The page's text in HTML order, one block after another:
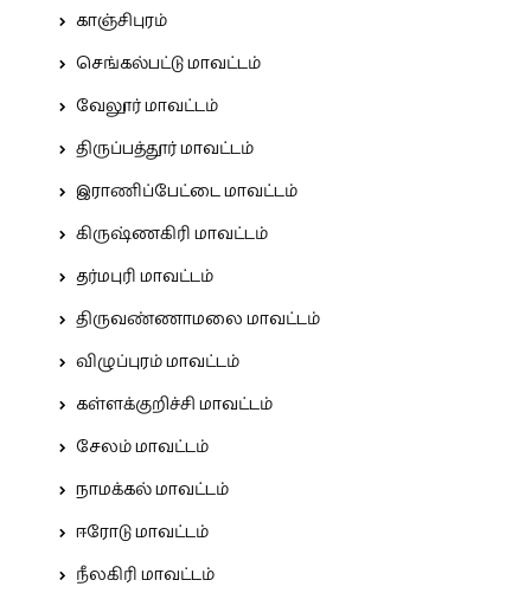
காஞ்சிபுரம்
செங்கல்பட்டு மாவட்டம்
வேலூர் மாவட்டம்
திருப்பத்தூர் மாவட்டம்
இராணிப்பேட்டை மாவட்டம்
கிருஷ்ணகிரி மாவட்டம்
தர்மபுரி மாவட்டம்
திருவண்ணாமலை மாவட்டம்
விழுப்புரம் மாவட்டம்
கள்ளக்குறிச்சி மாவட்டம்
சேலம் மாவட்டம்
நாமக்கல் மாவட்டம்
ஈரோடு மாவட்டம்
நீலகிரி மாவட்டம்